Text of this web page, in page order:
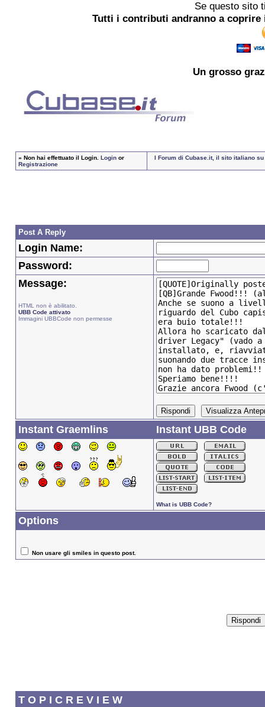
Se questo sito
Tutti i contributi andranno a
Un grosso
» Non hai effettuato il Login. Loginor
Registrazione
I Forum di Cubase.it, il sito italiano su
Post A Reply
Login Name:
Password:
Message:
HTML non è abilitato.
UBB Code attivato
Immagini UBBCode non permesse
Instant Graemlins Instant UBB Code
What is UBB Code?
Options
Non usare gli smiles in questo post.
T O P I C R E V I E W